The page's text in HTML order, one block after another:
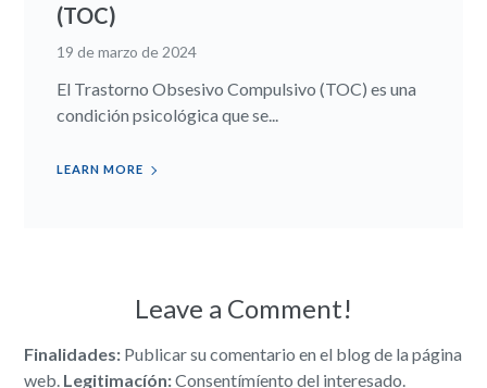
(TOC)
19 de marzo de 2024
El Trastorno Obsesivo Compulsivo (TOC) es una
condición psicológica que se...
LEARN MORE
Leave a Comment!
Finalidades: Publicar su comentario en el blog de la página
web. Legitimacíón:Consentímíento del interesado.